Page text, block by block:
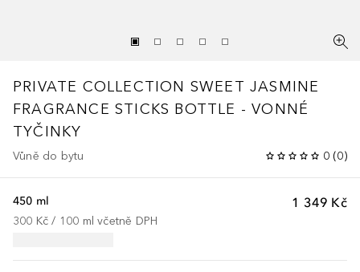
PRIVATE COLLECTION SWEET JASMINE
FRAGRANCE STICKS BOTTLE - VONNÉ
TYČINKY
Vůně do bytu 0 (0)
1 349 Kč
450 ml
300 Kč / 100 ml včetně DPH